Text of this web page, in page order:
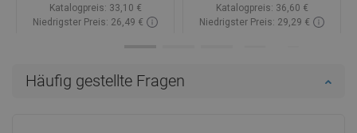
Häufig gestellte Fragen
Katalogpreis: 33,10 €
Niedrigster Preis: 26,49 €
Katalogpreis: 36,60 €
Niedrigster Preis: 29,29 €